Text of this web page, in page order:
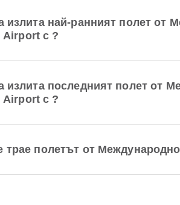
излита най-ранният полет
Airport с ?
излита последният полет от
Airport с ?
трае полетът от